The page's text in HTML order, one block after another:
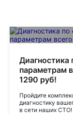
Диагностика
параметрам
1290 руб!
Пройдите
диагностику
в сети наших СТО!